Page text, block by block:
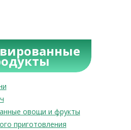
овощи и фрукты
приготовления